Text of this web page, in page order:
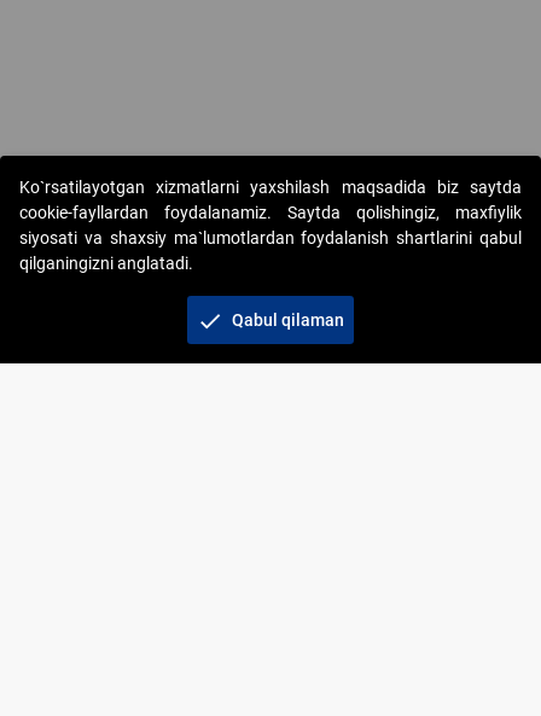
Copyright © 2017-2026. "Elektron onlayn-auksionlarni
tashkil etish" AJ. Barcha huquqlar himoyalangan
Ko`rsatilayotgan xizmatlarni yaxshilash maqsadida biz saytda
cookie-fayllardan foydalanamiz. Saytda qolishingiz, maxfiylik
siyosati va shaxsiy ma`lumotlardan foydalanish shartlarini qabul
qilganingizni anglatadi.
check Qabul qilaman